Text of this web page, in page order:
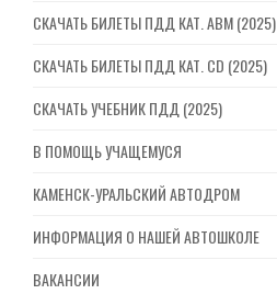
СКАЧАТЬ БИЛЕТЫ ПДД КАТ. ABM (2025)
СКАЧАТЬ БИЛЕТЫ ПДД КАТ. CD (2025)
СКАЧАТЬ УЧЕБНИК ПДД (2025)
В ПОМОЩЬ УЧАЩЕМУСЯ
КАМЕНСК-УРАЛЬСКИЙ АВТОДРОМ
ИНФОРМАЦИЯ О НАШЕЙ АВТОШКОЛЕ
ВАКАНСИИ